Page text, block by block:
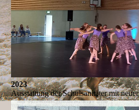
2023
Ausstattung der Schulsanitäter mit